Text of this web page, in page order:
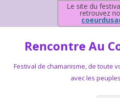
Le site du
retrouvez
Rencontre Au
Festival de chamanisme, de toute
avec les